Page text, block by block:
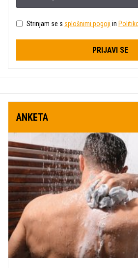
Strinjam se s splošnimi pogoji in
PRIJAVI SE
ANKETA